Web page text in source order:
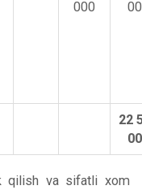
000
22
qilish va sifatli xom